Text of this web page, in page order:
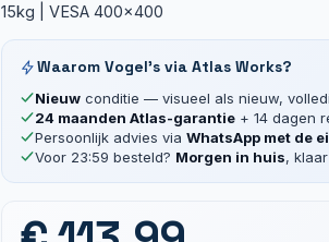
15kg | VESA 400x400
Waarom Vogel’s via Atlas Works?
Nieuwconditie — visueel als nieuw,
24 maanden Atlas-garantie+ 14 dagen
Persoonlijk advies via WhatsApp met de
Voor 23:59 besteld? Morgen in huis,